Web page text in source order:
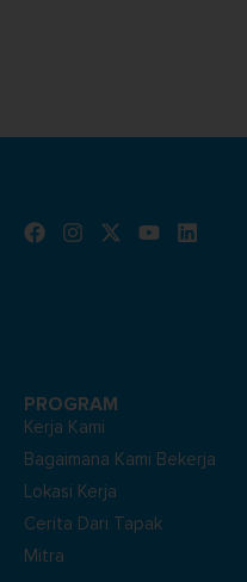
PROGRAM
Kerja Kami
Bagaimana Kami Bekerja
Lokasi Kerja
Cerita Dari Tapak
Mitra